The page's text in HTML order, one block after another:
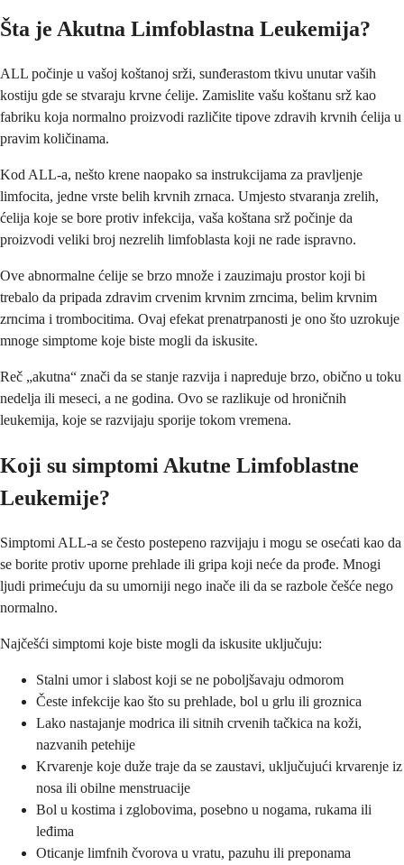
Šta je Akutna Limfoblastna Leukemija?
ALL počinje u vašoj koštanoj srži, sunđerastom tkivu unutar vaših
kostiju gde se stvaraju krvne ćelije. Zamislite vašu koštanu srž kao
fabriku koja normalno proizvodi različite tipove zdravih krvnih ćelija u
pravim količinama.
Kod ALL-a, nešto krene naopako sa instrukcijama za pravljenje
limfocita, jedne vrste belih krvnih zrnaca. Umjesto stvaranja zrelih,
ćelija koje se bore protiv infekcija, vaša koštana srž počinje da
proizvodi veliki broj nezrelih limfoblasta koji ne rade ispravno.
Ove abnormalne ćelije se brzo množe i zauzimaju prostor koji bi
trebalo da pripada zdravim crvenim krvnim zrncima, belim krvnim
zrncima i trombocitima. Ovaj efekat prenatrpanosti je ono što uzrokuje
mnoge simptome koje biste mogli da iskusite.
Reč „akutna“ znači da se stanje razvija i napreduje brzo, obično u toku
nedelja ili meseci, a ne godina. Ovo se razlikuje od hroničnih
leukemija, koje se razvijaju sporije tokom vremena.
Koji su simptomi Akutne Limfoblastne
Leukemije?
Simptomi ALL-a se često postepeno razvijaju i mogu se osećati kao da
se borite protiv uporne prehlade ili gripa koji neće da prođe. Mnogi
ljudi primećuju da su umorniji nego inače ili da se razbole češće nego
normalno.
Najčešći simptomi koje biste mogli da iskusite uključuju:
Stalni umor i slabost koji se ne poboljšavaju odmorom
Česte infekcije kao što su prehlade, bol u grlu ili groznica
Lako nastajanje modrica ili sitnih crvenih tačkica na koži,
nazvanih petehije
Krvarenje koje duže traje da se zaustavi, uključujući krvarenje iz
nosa ili obilne menstruacije
Bol u kostima i zglobovima, posebno u nogama, rukama ili
leđima
Oticanje limfnih čvorova u vratu, pazuhu ili preponama